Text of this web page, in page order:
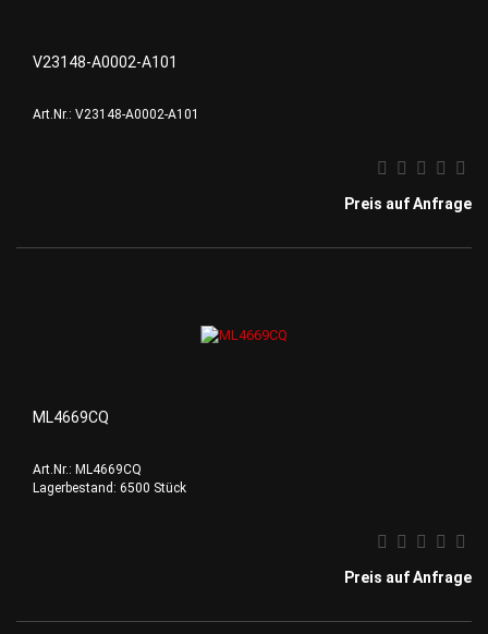
V23148-A0002-A101
Art.Nr.: V23148-A0002-A101
Preis auf Anfrage
ML4669CQ
Art.Nr.: ML4669CQ
Lagerbestand: 6500 Stück
Preis auf Anfrage